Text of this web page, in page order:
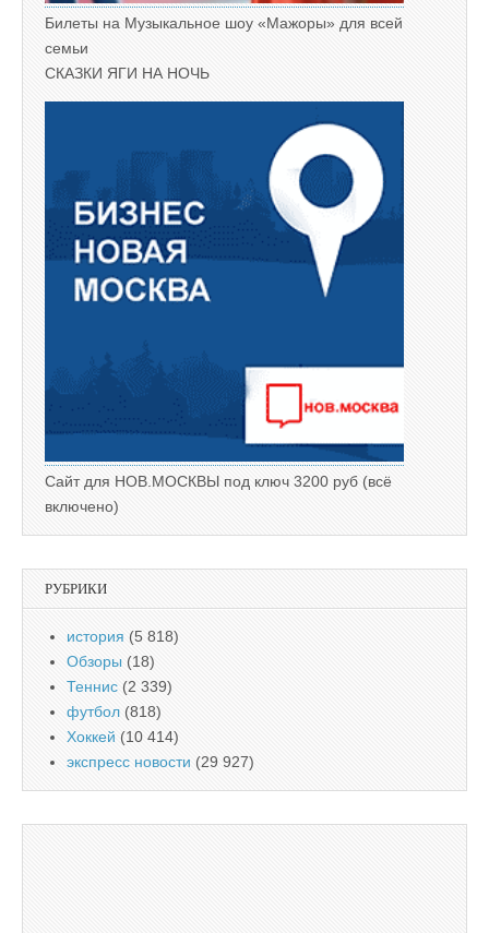
Билеты на Музыкальное шоу «Мажоры» для всей
семьи
СКАЗКИ ЯГИ НА НОЧЬ
Сайт для НОВ.МОСКВЫ под ключ 3200 руб (всё
включено)
РУБРИКИ
история (5 818)
Обзоры (18)
Теннис (2 339)
футбол (818)
Хоккей (10 414)
экспресс новости (29 927)